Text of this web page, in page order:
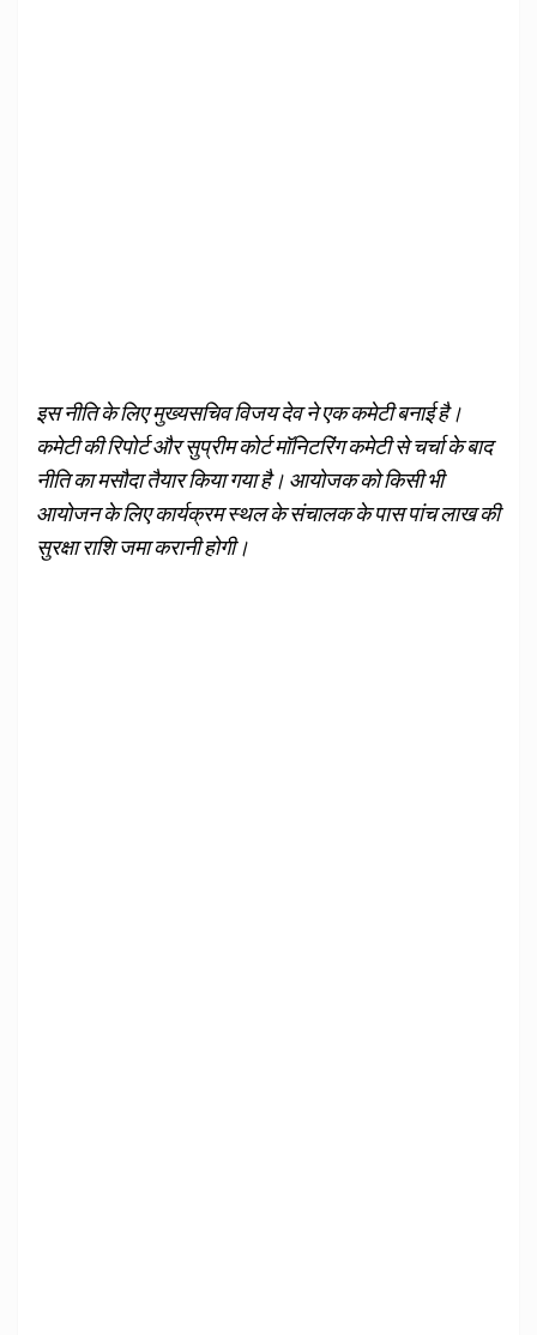
इस नीति के लिए मुख्यसचिव विजय देव ने एक कमेटी बनाई है।
कमेटी की रिपोर्ट और सुप्रीम कोर्ट मॉनिटरिंग कमेटी से चर्चा के बाद
नीति का मसौदा तैयार किया गया है। आयोजक को किसी भी
आयोजन के लिए कार्यक्रम स्थल के संचालक के पास पांच लाख की
सुरक्षा राशि जमा करानी होगी।